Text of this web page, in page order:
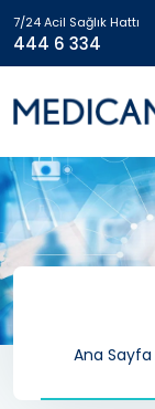
7/24 Acil Sağlık Hattı
444 6 334
Ana Sayfa